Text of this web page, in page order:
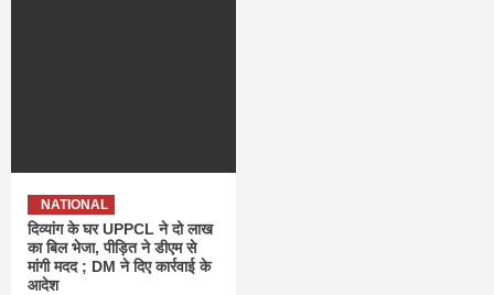
NATIONAL
दिव्यांग के घर UPPCL ने दो लाख
का बिल भेजा, पीड़ित ने डीएम से
मांगी मदद ; DM ने दिए कार्रवाई के
आदेश